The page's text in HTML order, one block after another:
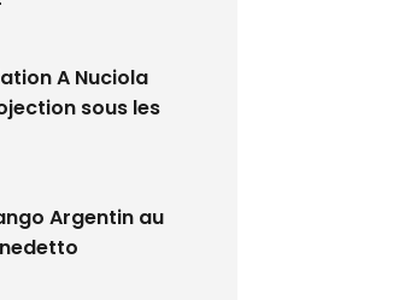
A Nuciola
sous les
Argentin au